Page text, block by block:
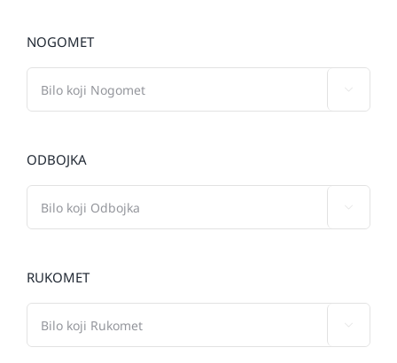
NOGOMET
ODBOJKA
RUKOMET